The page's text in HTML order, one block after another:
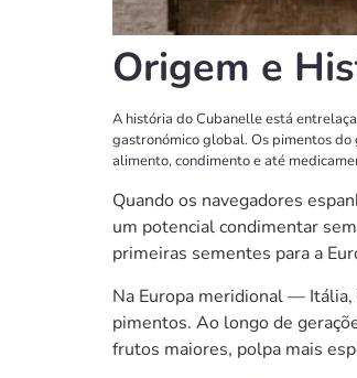
Origem e
A história do Cubanelle está
gastronómico global. Os pimentos do
alimento, condimento e até
Quando os navegadores
um potencial condimentar
primeiras sementes para a
Na Europa meridional —
pimentos. Ao longo de
frutos maiores, polpa mais